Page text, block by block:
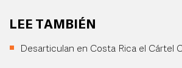
LEE TAMBIÉN
Desarticulan en Costa Rica el Cártel